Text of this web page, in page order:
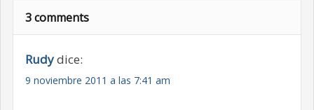
3 comments
Rudydice:
9 noviembre 2011 a las 7:41 am